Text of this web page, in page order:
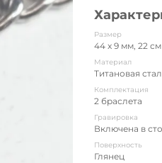
Размер
44 x 9 мм, 22
Материал
Титановая
Комплектация
2 браслета
Гравировка
Включена в
Поверхность
Глянец